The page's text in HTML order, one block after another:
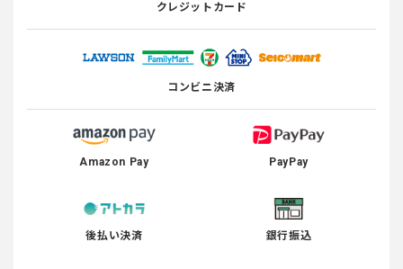
クレジットカード
コンビニ決済
Amazon Pay PayPay
後払い決済 銀行振込